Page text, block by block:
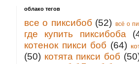
облако тегов
все о пиксибоб (52) всё о
где купить пиксибоба
котенок пикси боб (64)
(50) котята пикси боб